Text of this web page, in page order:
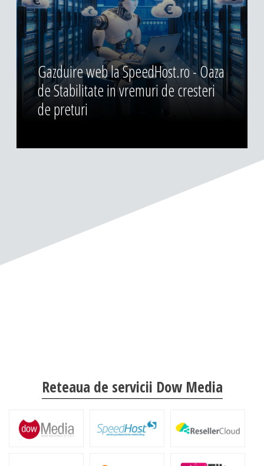
Gazduire web la SpeedHost.ro - Oaza
de Stabilitate in vremuri de cresteri
de preturi
Reteaua de servicii Dow Media